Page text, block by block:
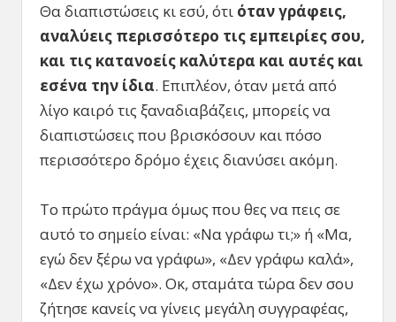
Θα διαπιστώσεις κι εσύ, ότι όταν γράφεις,
αναλύεις περισσότερο τις εμπειρίες σου,
και τις κατανοείς καλύτερα και αυτές και
εσένα την ίδια. Επιπλέον, όταν μετά από
λίγο καιρό τις ξαναδιαβάζεις, μπορείς να
διαπιστώσεις που βρισκόσουν και πόσο
περισσότερο δρόμο έχεις διανύσει ακόμη.
Το πρώτο πράγμα όμως που θες να πεις σε
αυτό το σημείο είναι: «Να γράφω τι;» ή «Μα,
εγώ δεν ξέρω να γράφω», «Δεν γράφω καλά»,
«Δεν έχω χρόνο». Οκ, σταμάτα τώρα δεν σου
ζήτησε κανείς να γίνεις μεγάλη συγγραφέας,